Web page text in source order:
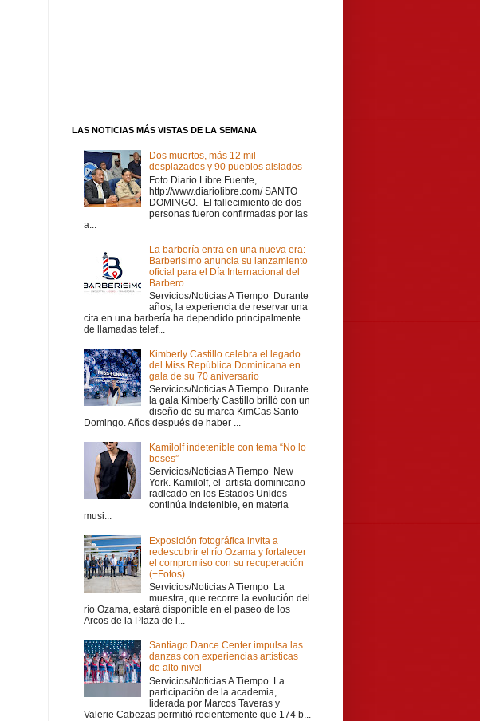
LAS NOTICIAS MÁS VISTAS DE LA SEMANA
Dos muertos, más 12 mil
desplazados y 90 pueblos aislados
Foto Diario Libre Fuente,
http://www.diariolibre.com/ SANTO
DOMINGO.- El fallecimiento de dos
personas fueron confirmadas por las
a...
La barbería entra en una nueva era:
Barberisimo anuncia su lanzamiento
oficial para el Día Internacional del
Barbero
Servicios/Noticias A Tiempo Durante
años, la experiencia de reservar una
cita en una barbería ha dependido principalmente
de llamadas telef...
Kimberly Castillo celebra el legado
del Miss República Dominicana en
gala de su 70 aniversario
Servicios/Noticias A Tiempo Durante
la gala Kimberly Castillo brilló con un
diseño de su marca KimCas Santo
Domingo. Años después de haber ...
Kamilolf indetenible con tema “No lo
beses”
Servicios/Noticias A Tiempo New
York. Kamilolf, el artista dominicano
radicado en los Estados Unidos
continúa indetenible, en materia
musi...
Exposición fotográfica invita a
redescubrir el río Ozama y fortalecer
el compromiso con su recuperación
(+Fotos)
Servicios/Noticias A Tiempo La
muestra, que recorre la evolución del
río Ozama, estará disponible en el paseo de los
Arcos de la Plaza de l...
Santiago Dance Center impulsa las
danzas con experiencias artísticas
de alto nivel
Servicios/Noticias A Tiempo La
participación de la academia,
liderada por Marcos Taveras y
Valerie Cabezas permitió recientemente que 174 b...